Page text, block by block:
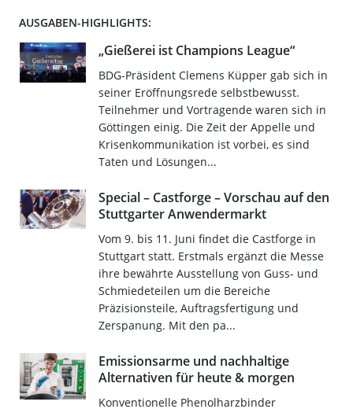
AUSGABEN-HIGHLIGHTS:
„Gießerei ist Champions League“
BDG-Präsident Clemens Küpper gab sich in
seiner Eröffnungsrede selbstbewusst.
Teilnehmer und Vortragende waren sich in
Göttingen einig. Die Zeit der Appelle und
Krisenkommunikation ist vorbei, es sind
Taten und Lösungen...
Special – Castforge – Vorschau auf den
Stuttgarter Anwendermarkt
Vom 9. bis 11. Juni findet die Castforge in
Stuttgart statt. Erstmals ergänzt die Messe
ihre bewährte Ausstellung von Guss- und
Schmiedeteilen um die Bereiche
Präzisionsteile, Auftragsfertigung und
Zerspanung. Mit den pa...
Emissionsarme und nachhaltige
Alternativen für heute & morgen
Konventionelle Phenolharzbinder